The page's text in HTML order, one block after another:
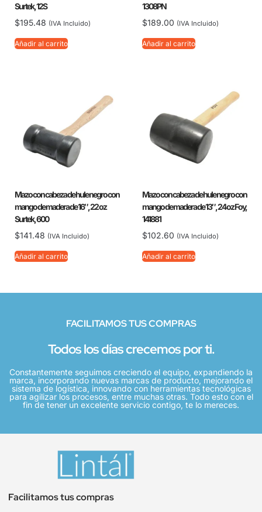
Surtek, 12S
$195.48 (IVA Incluido)
Añadir al carrito
1308PN
$189.00 (IVA Incluido)
Añadir al carrito
Mazo con cabeza de hule negro con
mango de madera de 16″, 22 oz
Surtek, 600
$141.48 (IVA Incluido)
Añadir al carrito
Mazo con cabeza de hule negro con
mango de madera de 13″, 24 oz Foy,
141881
$102.60 (IVA Incluido)
Añadir al carrito
FACILITAMOS TUS COMPRAS
Todos los días crecemos por ti.
Constantemente seguimos creciendo el equipo, expandiendo la
marca, incorporando nuevas marcas de producto, mejorando el
sistema de logística, innovando con herramientas tecnológicas
para agilizar los procesos, entre muchas otras. Todo esto con el
fin de tener un excelente servicio contigo, te lo mereces.
Facilitamos tus compras